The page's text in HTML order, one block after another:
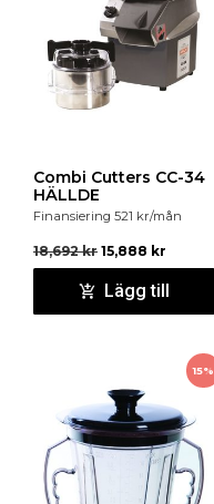
Combi Cutters CC-34
HÄLLDE
Finansiering 521 kr/mån
18,692kr 15,888 kr
Lägg till
15%